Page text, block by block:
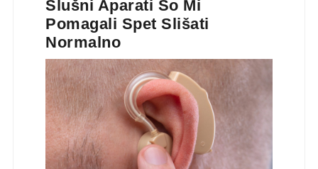
Slušni Aparati So Mi
Pomagali Spet Slišati
Normalno